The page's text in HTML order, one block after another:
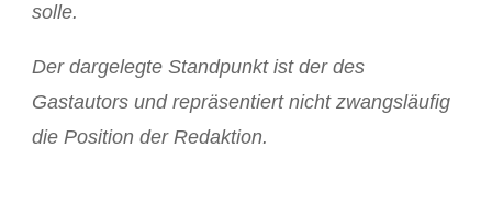
solle.
Der dargelegte Standpunkt ist der des
Gastautors und repräsentiert nicht zwangsläufig
die Position der Redaktion.